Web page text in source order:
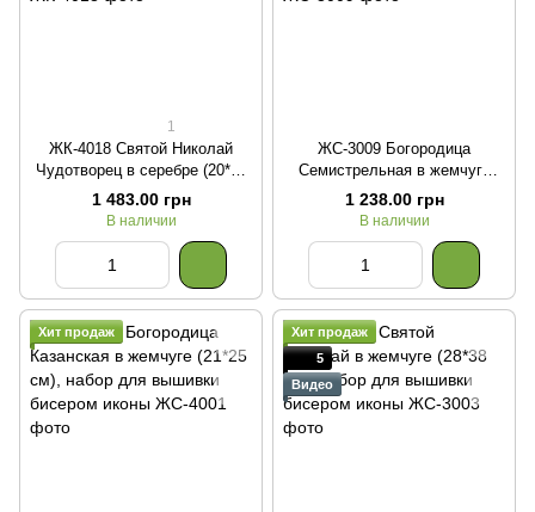
1
ЖК-4018 Святой Николай
Чудотворец в серебре (20*24
см), набор для вышивания
бисером иконы
1 483.00 грн
В наличии
ЖС-3009 Богородица
Семистрельная в жемчуге
(28*38 см), набор для
вышивки бисером иконы
1 238.00 грн
В наличии
Хит продаж
Хит продаж
5
Видео